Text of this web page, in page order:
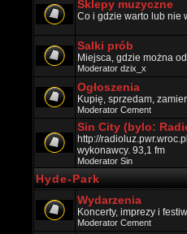
Sklepy muzyczne
Co i gdzie warto lub nie
Salki prób
Miejsca, gdzie można
Moderator dzix_x
Ogłoszenia
Kupię, sprzedam,
Moderator Cement
Sin City (bylo:
http://
wykonawcy. 93,1 fm
Moderator Sin
Hyde-Park
Wydarzenia
Koncerty, imprezy i
Moderator Cement